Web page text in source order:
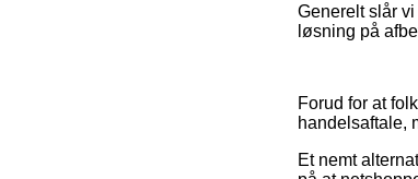
Generelt slår
løsning på
Forud for at
handelsaftale,
Et nemt